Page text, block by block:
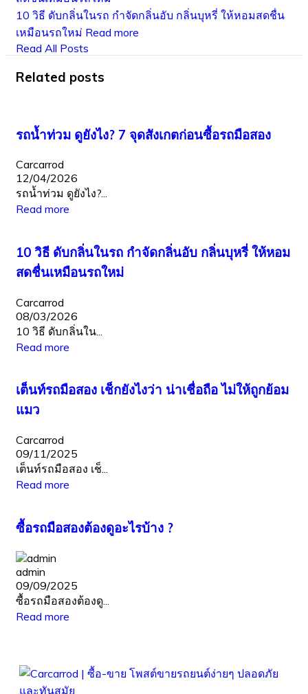
10 วิธี ดับกลิ่นในรถ กำจัดกลิ่นอับ กลิ่นบุหรี่ ให้หอมสดชื่น
เหมือนรถใหม่ Read more
Read All Posts
Related posts
รถน้ำท่วม ดูยังไง? 7 จุดสังเกตก่อนซื้อรถมือสอง
Carcarrod
12/04/2026
รถน้ำท่วม ดูยังไง?...
Read more
10 วิธี ดับกลิ่นในรถ กำจัดกลิ่นอับ กลิ่นบุหรี่ ให้หอม
สดชื่นเหมือนรถใหม่
Carcarrod
08/03/2026
10 วิธี ดับกลิ่นใน...
Read more
เต็นท์รถมือสอง เช็กยังไงว่า น่าเชื่อถือ ไม่ให้ถูกย้อม
แมว
Carcarrod
09/11/2025
เต็นท์รถมือสอง เช็...
Read more
ซื้อรถมือสองต้องดูอะไรบ้าง ?
admin
09/09/2025
ซื้อรถมือสองต้องดู...
Read more